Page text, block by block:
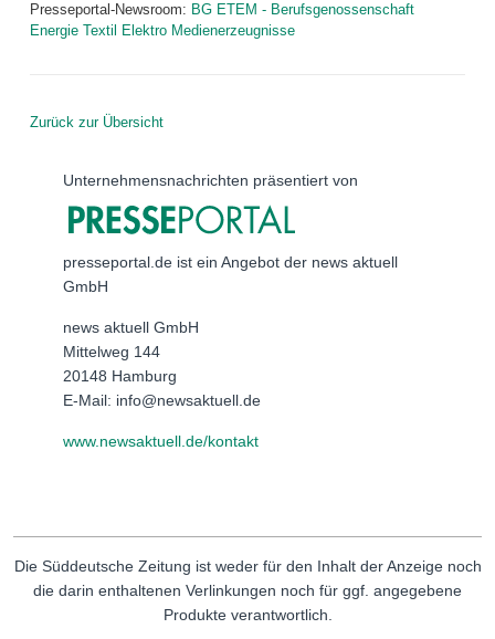
Presseportal-Newsroom: BG ETEM - Berufsgenossenschaft
Energie Textil Elektro Medienerzeugnisse
Zurück zur Übersicht
Unternehmensnachrichten präsentiert von
presseportal.de ist ein Angebot der news aktuell
GmbH
news aktuell GmbH
Mittelweg 144
20148 Hamburg
E-Mail: info@newsaktuell.de
www.newsaktuell.de/kontakt
Die Süddeutsche Zeitung ist weder für den Inhalt der Anzeige noch
die darin enthaltenen Verlinkungen noch für ggf. angegebene
Produkte verantwortlich.